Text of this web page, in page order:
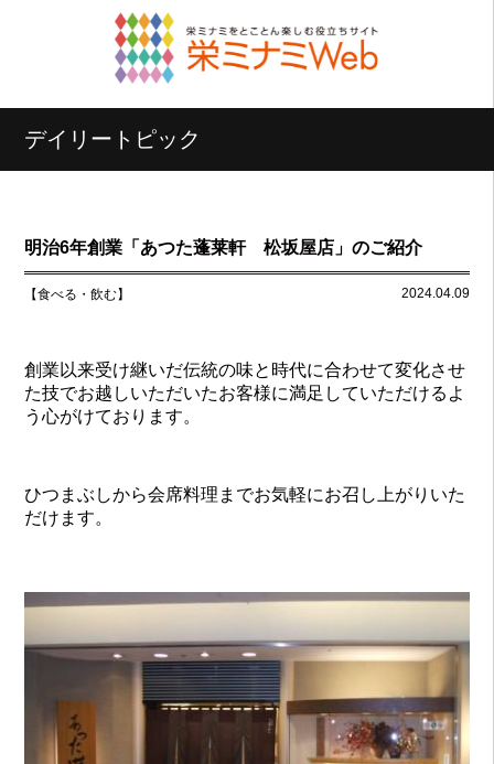
デイリートピック
明治6年創業「あつた蓬莱軒 松坂屋店」のご紹介
【食べる・飲む】 2024.04.09
創業以来受け継いだ伝統の味と時代に合わせて変化させ
た技でお越しいただいたお客様に満足していただけるよ
う心がけております。
ひつまぶしから会席料理までお気軽にお召し上がりいた
だけます。